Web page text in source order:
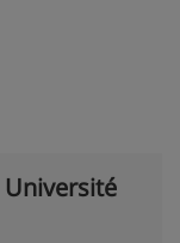
Université